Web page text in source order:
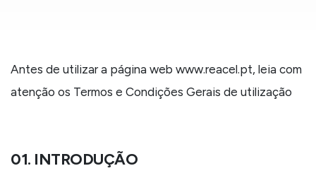
Antes de utilizar a página web www.reacel.pt, leia com
atenção os Termos e Condições Gerais de utilização
01. INTRODUÇÃO